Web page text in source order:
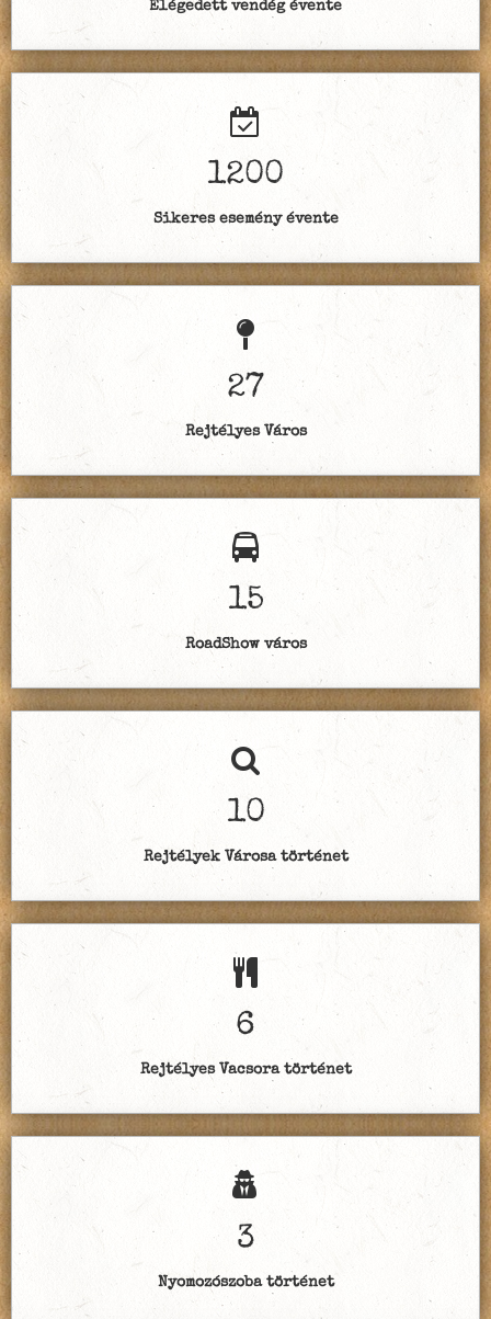
Elégedett vendég évente
1200
Sikeres esemény évente
27
Rejtélyes Város
15
RoadShow város
10
Rejtélyek Városa történet
6
Rejtélyes Vacsora történet
3
Nyomozószoba történet